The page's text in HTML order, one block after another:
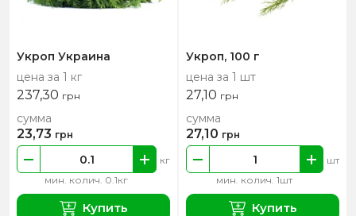
Укроп Украина
цена за 1 кг
237,30 грн
мин. колич. 0.1кг
кг
сумма
23,73 грн
Купить
Укроп, 100 г
цена за 1 шт
27,10 грн
мин. колич. 1шт
шт
сумма
27,10 грн
Купить